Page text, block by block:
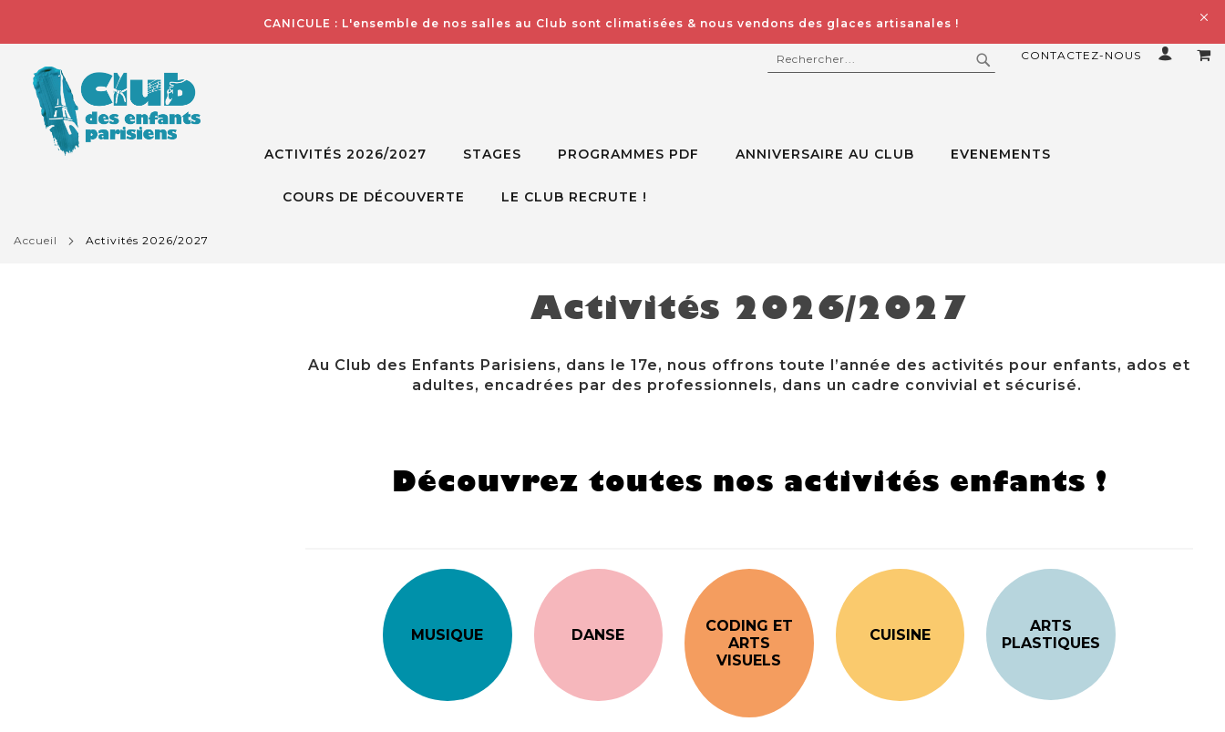
CANICULE : L'ensemble de nos salles au Club sont climatisées & nous vendons des glaces artisanales !
CONTACTEZ-NOUS
RECHERCHER
ACTIVITÉS 2026/2027 STAGES PROGRAMMES PDF ANNIVERSAIRE AU CLUB EVENEMENTS
COURS DE DÉCOUVERTE LE CLUB RECRUTE !
accueil activités 2026/2027
Activités 2026/2027
Au Club des Enfants Parisiens, dans le 17e, nous offrons toute l’année des activités pour enfants, ados et
adultes, encadrées par des professionnels, dans un cadre convivial et sécurisé.
Découvrez toutes nos activités enfants !
MUSIQUE DANSE
CODING ET
ARTS
VISUELS
CUISINE
ARTS
PLASTIQUES